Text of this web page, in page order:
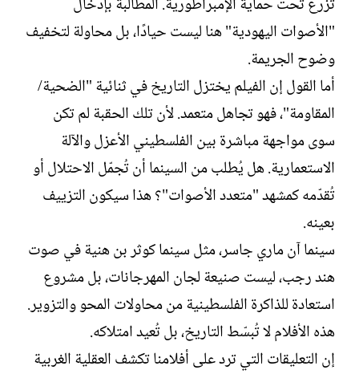
"الأصوات اليهودية" هنا ليست حيادًا، بل محاولة لتخفيف
وضوح الجريمة.
أما القول إن الفيلم يختزل التاريخ في ثنائية "الضحية/
المقاومة"، فهو تجاهل متعمد. لأن تلك الحقبة لم تكن
سوى مواجهة مباشرة بين الفلسطيني الأعزل والآلة
الاستعمارية. هل يُطلب من السينما أن تُجمّل الاحتلال أو
تُقدّمه كمشهد "متعدد الأصوات"؟ هذا سيكون التزييف
بعينه.
سينما آن ماري جاسر، مثل سينما كوثر بن هنية في صوت
هند رجب، ليست صنيعة لجان المهرجانات، بل مشروع
استعادة للذاكرة الفلسطينية من محاولات المحو والتزوير.
هذه الأفلام لا تُبسّط التاريخ، بل تُعيد امتلاكه.
إن التعليقات التي ترد على أفلامنا تكشف العقلية الغربية